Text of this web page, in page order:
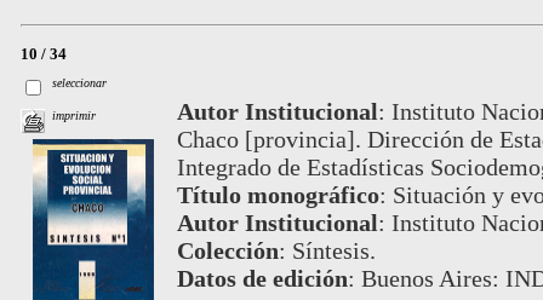
10 / 34
seleccionar
imprimir Autor Institucional: Instituto
Chaco [provincia]. Dirección de
Integrado de Estadísticas
Título monográfico: Situación y
Autor Institucional: Instituto
Colección: Síntesis.
Datos de edición: Buenos Aires: